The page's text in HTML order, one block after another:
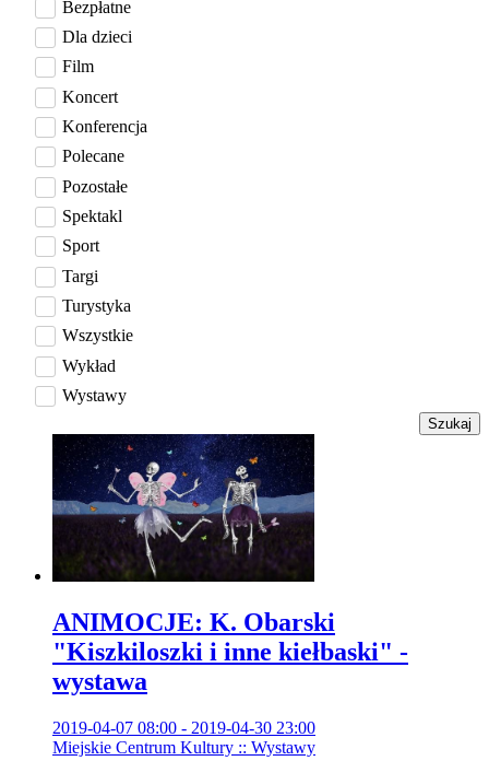
Bezpłatne
Dla dzieci
Film
Koncert
Konferencja
Polecane
Pozostałe
Spektakl
Sport
Targi
Turystyka
Wszystkie
Wykład
Wystawy
Szukaj
ANIMOCJE: K. Obarski
"Kiszkiloszki i inne kiełbaski" -
wystawa
2019-04-07 08:00 - 2019-04-30 23:00
Miejskie Centrum Kultury :: Wystawy